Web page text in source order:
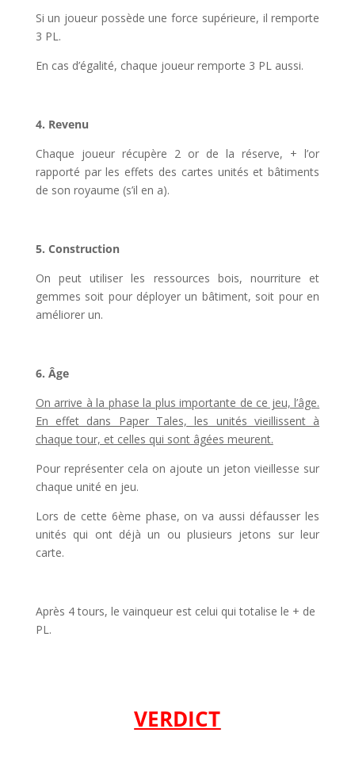
Si un joueur possède une force supérieure, il remporte
3 PL.
En cas d’égalité, chaque joueur remporte 3 PL aussi.
4. Revenu
Chaque joueur récupère 2 or de la réserve, + l’or
rapporté par les effets des cartes unités et bâtiments
de son royaume (s’il en a).
5. Construction
On peut utiliser les ressources bois, nourriture et
gemmes soit pour déployer un bâtiment, soit pour en
améliorer un.
6. Âge
On arrive à la phase la plus importante de ce jeu, l’âge.
En effet dans Paper Tales, les unités vieillissent à
chaque tour, et celles qui sont âgées meurent.
Pour représenter cela on ajoute un jeton vieillesse sur
chaque unité en jeu.
Lors de cette 6ème phase, on va aussi défausser les
unités qui ont déjà un ou plusieurs jetons sur leur
carte.
Après 4 tours, le vainqueur est celui qui totalise le + de
PL.
VERDICT